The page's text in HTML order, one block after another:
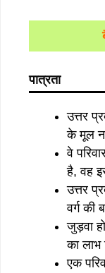
पात्रता
उत्तर
के मूल
वे
है, वह
उत्तर
वर्ग की
जुड़वा
का लाभ
एक